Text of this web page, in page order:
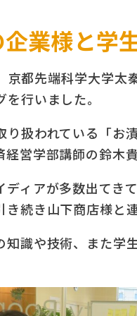
業様と学
都先端科学大学太
行いました。
り扱われている「お
経営学部講師の鈴木
ディアが多数出てき
続き山下商店様と
知識や技術、また学